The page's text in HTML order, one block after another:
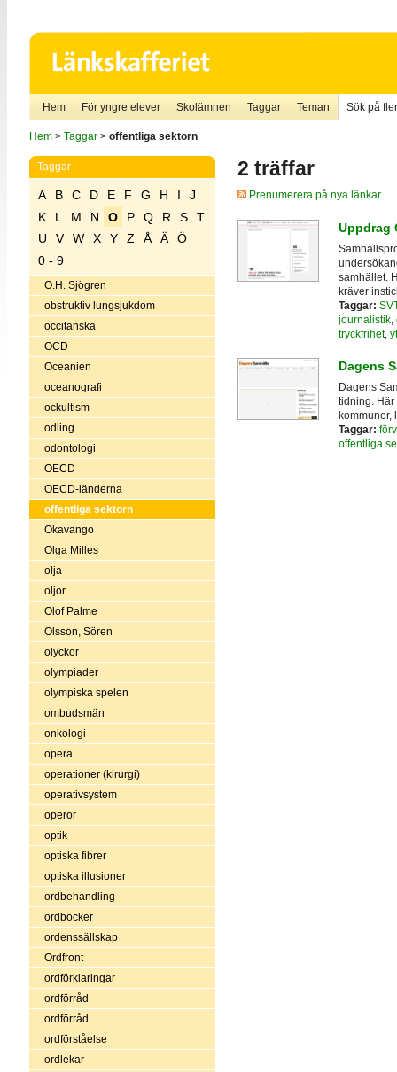
Hem För yngre elever Skolämnen Taggar Teman Sök på
Hem> Taggar> offentliga sektorn
Taggar
A B C D E F G H I
J
K
L M N O P Q R S
T
U
V W X Y Z Å Ä
Ö
0 - 9
O.H. Sjögren
obstruktiv lungsjukdom
occitanska
OCD
Oceanien
oceanografi
ockultism
odling
odontologi
OECD
OECD-länderna
offentliga sektorn
Okavango
Olga Milles
olja
oljor
Olof Palme
Olsson, Sören
olyckor
olympiader
olympiska spelen
ombudsmän
onkologi
opera
operationer (kirurgi)
operativsystem
operor
optik
optiska fibrer
optiska illusioner
ordbehandling
ordböcker
ordenssällskap
Ordfront
ordförklaringar
ordförråd
ordförråd
ordförståelse
ordlekar
2 träffar
Prenumerera på nya länkar
Uppdrag
samhället.
kräver
Taggar:
journalistik,
tryckfrihet,
Dagens
Dagens
tidning. Här
kommuner,
Taggar:
offentliga